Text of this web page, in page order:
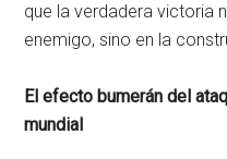
que la verdadera victoria
enemigo, sino en la
El efecto bumerán del
mundial